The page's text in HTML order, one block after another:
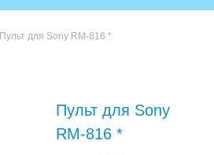
Пульт для Sony RM-816 *
Пульт для Sony
RM-816 *